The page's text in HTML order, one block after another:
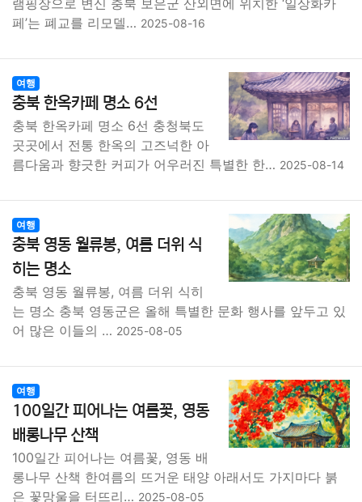
램핑장으로 변신 충북 보은군 산외면에 위치한 ‘일상화카
페’는 폐교를 리모델… 2025-08-16
여행
충북 한옥카페 명소 6선
충북 한옥카페 명소 6선 충청북도
곳곳에서 전통 한옥의 고즈넉한 아
름다움과 향긋한 커피가 어우러진 특별한 한… 2025-08-14
여행
충북 영동 월류봉, 여름 더위 식
히는 명소
충북 영동 월류봉, 여름 더위 식히
는 명소 충북 영동군은 올해 특별한 문화 행사를 앞두고 있
어 많은 이들의 … 2025-08-05
여행
100일간 피어나는 여름꽃, 영동
배롱나무 산책
100일간 피어나는 여름꽃, 영동 배
롱나무 산책 한여름의 뜨거운 태양 아래서도 가지마다 붉
은 꽃망울을 터뜨리… 2025-08-05